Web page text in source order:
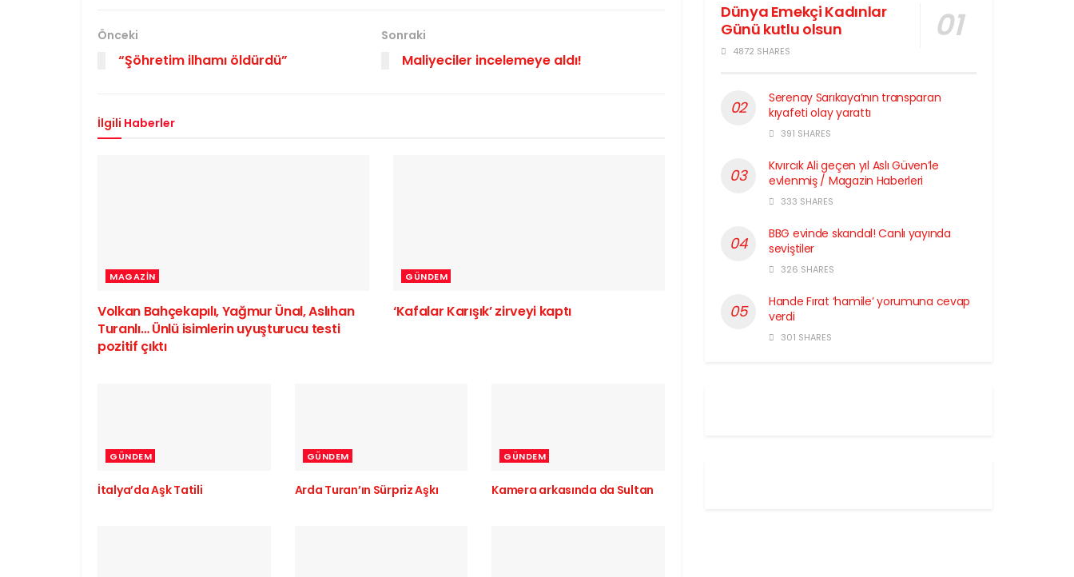
Önceki
“Şöhretim ilhamı öldürdü”
Sonraki
Maliyeciler incelemeye aldı!
İlgili Haberler
MAGAZIN
Volkan Bahçekapılı, Yağmur Ünal, Aslıhan
Turanlı… Ünlü isimlerin uyuşturucu testi
pozitif çıktı
GÜNDEM
‘Kafalar Karışık’ zirveyi kaptı
GÜNDEM
İtalya’da Aşk Tatili
GÜNDEM
Arda Turan’ın Sürpriz Aşkı
GÜNDEM
Kamera arkasında da Sultan
Dünya Emekçi Kadınlar
Günü kutlu olsun
4872 SHARES
Serenay Sarıkaya’nın transparan
kıyafeti olay yarattı
391 SHARES
Kıvırcık Ali geçen yıl Aslı Güven’le
evlenmiş / Magazin Haberleri
333 SHARES
BBG evinde skandal! Canlı yayında
seviştiler
326 SHARES
Hande Fırat ‘hamile’ yorumuna cevap
verdi
301 SHARES